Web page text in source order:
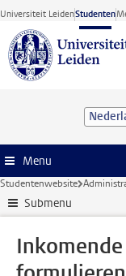
Ga direct naar de
Universiteit LeidenStudenten
Menu
Studentenwebsite
Submenu